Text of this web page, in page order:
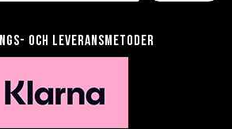
och leveransmetoder